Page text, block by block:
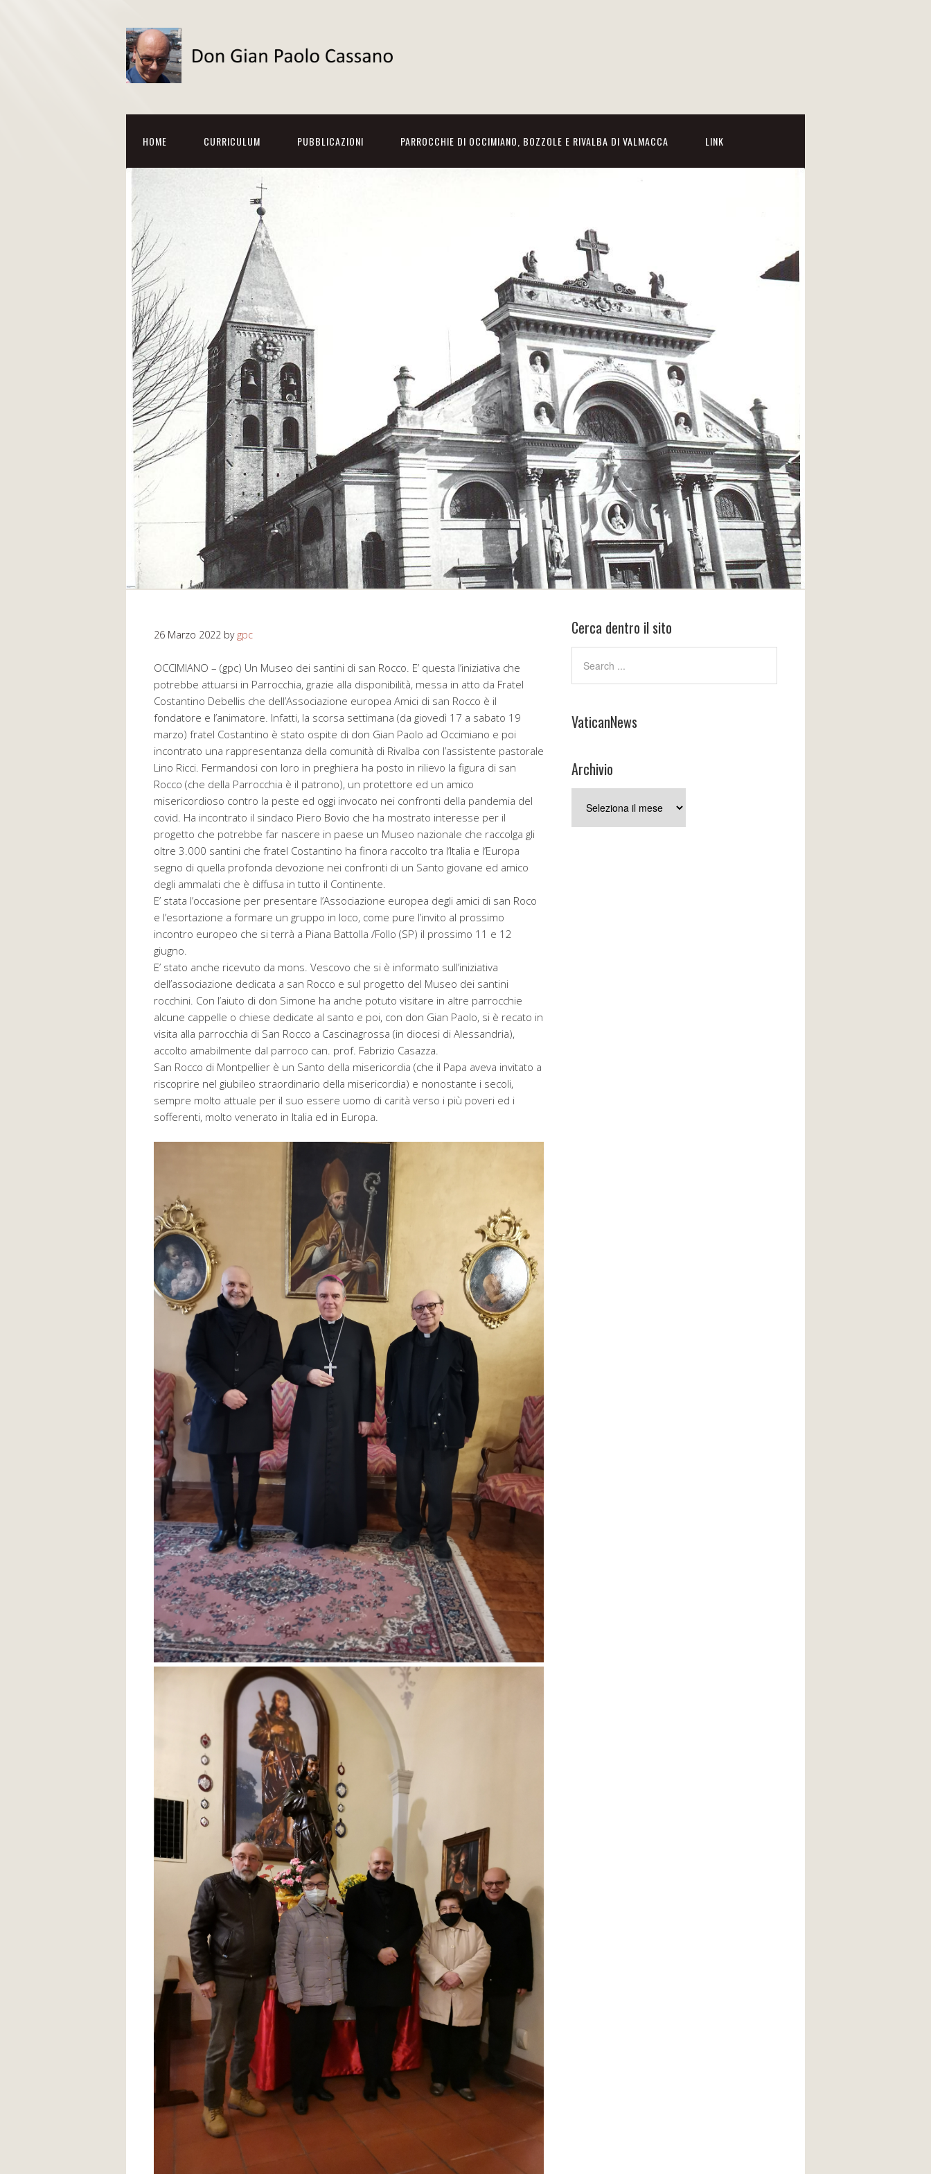
HOME CURRICULUM PUBBLICAZIONI PARROCCHIE DI OCCIMIANO, BOZZOLE E RIVALBA DI VALMACCA LINK
26 Marzo 2022 by gpc
OCCIMIANO – (gpc) Un Museo dei santini di san Rocco. E’ questa l’iniziativa che
potrebbe attuarsi in Parrocchia, grazie alla disponibilità, messa in atto da Fratel
Costantino Debellis che dell’Associazione europea Amici di san Rocco è il
fondatore e l’animatore. Infatti, la scorsa settimana (da giovedì 17 a sabato 19
marzo) fratel Costantino è stato ospite di don Gian Paolo ad Occimiano e poi
incontrato una rappresentanza della comunità di Rivalba con l’assistente pastorale
Lino Ricci. Fermandosi con loro in preghiera ha posto in rilievo la figura di san
Rocco (che della Parrocchia è il patrono), un protettore ed un amico
misericordioso contro la peste ed oggi invocato nei confronti della pandemia del
covid. Ha incontrato il sindaco Piero Bovio che ha mostrato interesse per il
progetto che potrebbe far nascere in paese un Museo nazionale che raccolga gli
oltre 3.000 santini che fratel Costantino ha finora raccolto tra l’Italia e l’Europa
segno di quella profonda devozione nei confronti di un Santo giovane ed amico
degli ammalati che è diffusa in tutto il Continente.
E’ stata l’occasione per presentare l’Associazione europea degli amici di san Roco
e l’esortazione a formare un gruppo in loco, come pure l’invito al prossimo
incontro europeo che si terrà a Piana Battolla /Follo (SP) il prossimo 11 e 12
giugno.
E’ stato anche ricevuto da mons. Vescovo che si è informato sull’iniziativa
dell’associazione dedicata a san Rocco e sul progetto del Museo dei santini
rocchini. Con l’aiuto di don Simone ha anche potuto visitare in altre parrocchie
alcune cappelle o chiese dedicate al santo e poi, con don Gian Paolo, si è recato in
visita alla parrocchia di San Rocco a Cascinagrossa (in diocesi di Alessandria),
accolto amabilmente dal parroco can. prof. Fabrizio Casazza.
San Rocco di Montpellier è un Santo della misericordia (che il Papa aveva invitato a
riscoprire nel giubileo straordinario della misericordia) e nonostante i secoli,
sempre molto attuale per il suo essere uomo di carità verso i più poveri ed i
sofferenti, molto venerato in Italia ed in Europa.
Cerca dentro il sito
VaticanNews
Archivio